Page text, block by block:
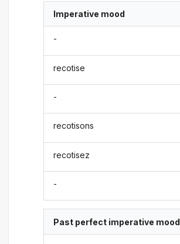
Imperative mood
-
recotise
-
recotisons
recotisez
-
Past perfect imperative mood